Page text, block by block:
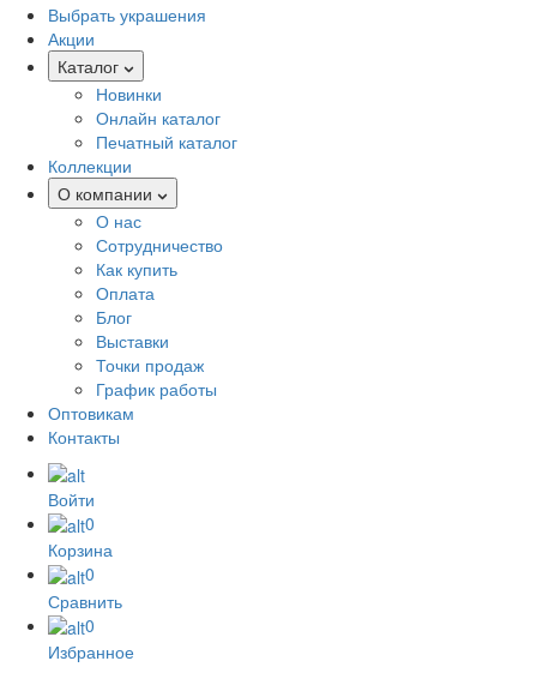
Выбрать украшения
Акции
Каталог
Новинки
Онлайн каталог
Печатный каталог
Коллекции
О компании
О нас
Сотрудничество
Как купить
Оплата
Блог
Выставки
Точки продаж
График работы
Оптовикам
Контакты
Войти
0
Корзина
0
Сравнить
0
Избранное